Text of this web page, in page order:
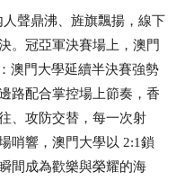
聲鼎沸、旌旗飄揚，線下
。 冠亞軍決賽場上，澳門
澳門大學延續半決賽強勢
路配合掌控場上節奏，香
、攻防交替，每一次射
哨響，澳門大學以 2:1鎖
間成為歡樂與榮耀的海